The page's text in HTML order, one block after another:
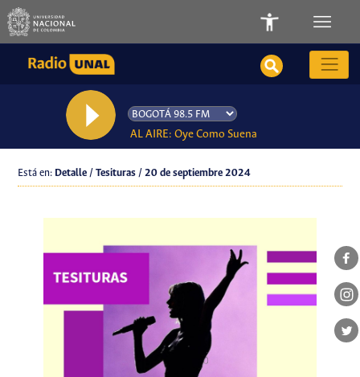
AL AIRE: Oye Como Suena
Está en: Detalle / Tesituras / 20 de septiembre 2024